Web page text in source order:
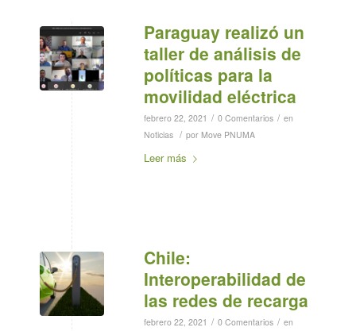
Paraguay realizó un
taller de análisis de
políticas para la
movilidad eléctrica
febrero 22, 2021 / 0 Comentarios / en
Noticias / por Move PNUMA
Leer más
Chile:
Interoperabilidad de
las redes de recarga
febrero 22, 2021 / 0 Comentarios / en